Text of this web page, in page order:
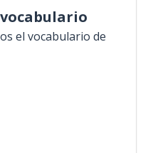
el vocabulario de